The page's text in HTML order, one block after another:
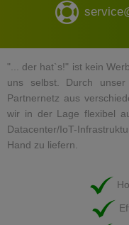
"... der hat`s!" ist kein
uns selbst. Durch
Partnernetz aus
wir in der Lage flexibel
Datacenter/IoT-
Hand zu liefern.